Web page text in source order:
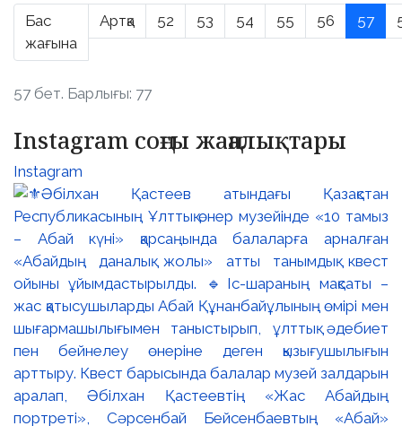
Бас
жағына
Артқа 52 53 54 55 56 57
57 бет. Барлығы: 77
Instagram соңғы жаңалықтары
Instagram